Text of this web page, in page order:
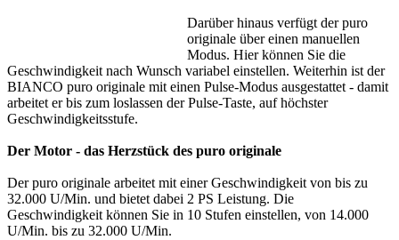
Darüber hinaus verfügt der puro
originale über einen manuellen
Modus. Hier können Sie die
Geschwindigkeit nach Wunsch variabel einstellen. Weiterhin ist der
BIANCO puro originale mit einen Pulse-Modus ausgestattet - damit
arbeitet er bis zum loslassen der Pulse-Taste, auf höchster
Geschwindigkeitsstufe.
Der Motor - das Herzstück des puro originale
Der puro originale arbeitet mit einer Geschwindigkeit von bis zu
32.000 U/Min. und bietet dabei 2 PS Leistung. Die
Geschwindigkeit können Sie in 10 Stufen einstellen, von 14.000
U/Min. bis zu 32.000 U/Min.